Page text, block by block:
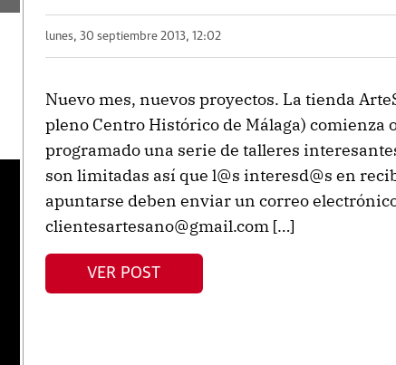
lunes, 30 septiembre 2013, 12:02
Nuevo mes, nuevos proyectos. La tienda
pleno Centro Histórico de Málaga) comienza
programado una serie de talleres
son limitadas así que l@s interesd@s en
apuntarse deben enviar un correo
clientesartesano@gmail.com […]
VER POST